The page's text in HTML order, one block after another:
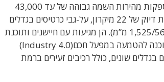
43,000
ברמת דיוק של 22 מיקרון, על-גבי כרטיסים בגדלים
שונים (50/50 מ”מ ועד 1,525/560 מ”מ). הן מגיעות עם חיישנים ותוכנת
להטמעה במפעל חכם(Industry 4.0)
בגדלים שונים, כולל רכיבים זעירים ברמת